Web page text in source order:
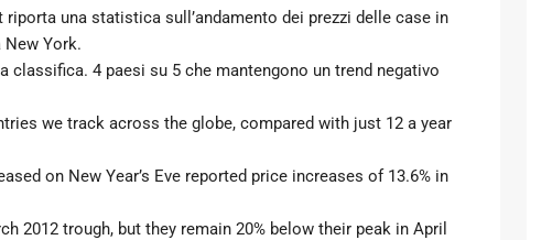
una statistica sull’andamento dei prezzi delle case in
New York.
classifica. 4 paesi su 5 che mantengono un trend negativo
we track across the globe, compared with just 12 a year
on New Year’s Eve reported price increases of 13.6% in
2012 trough, but they remain 20% below their peak in April